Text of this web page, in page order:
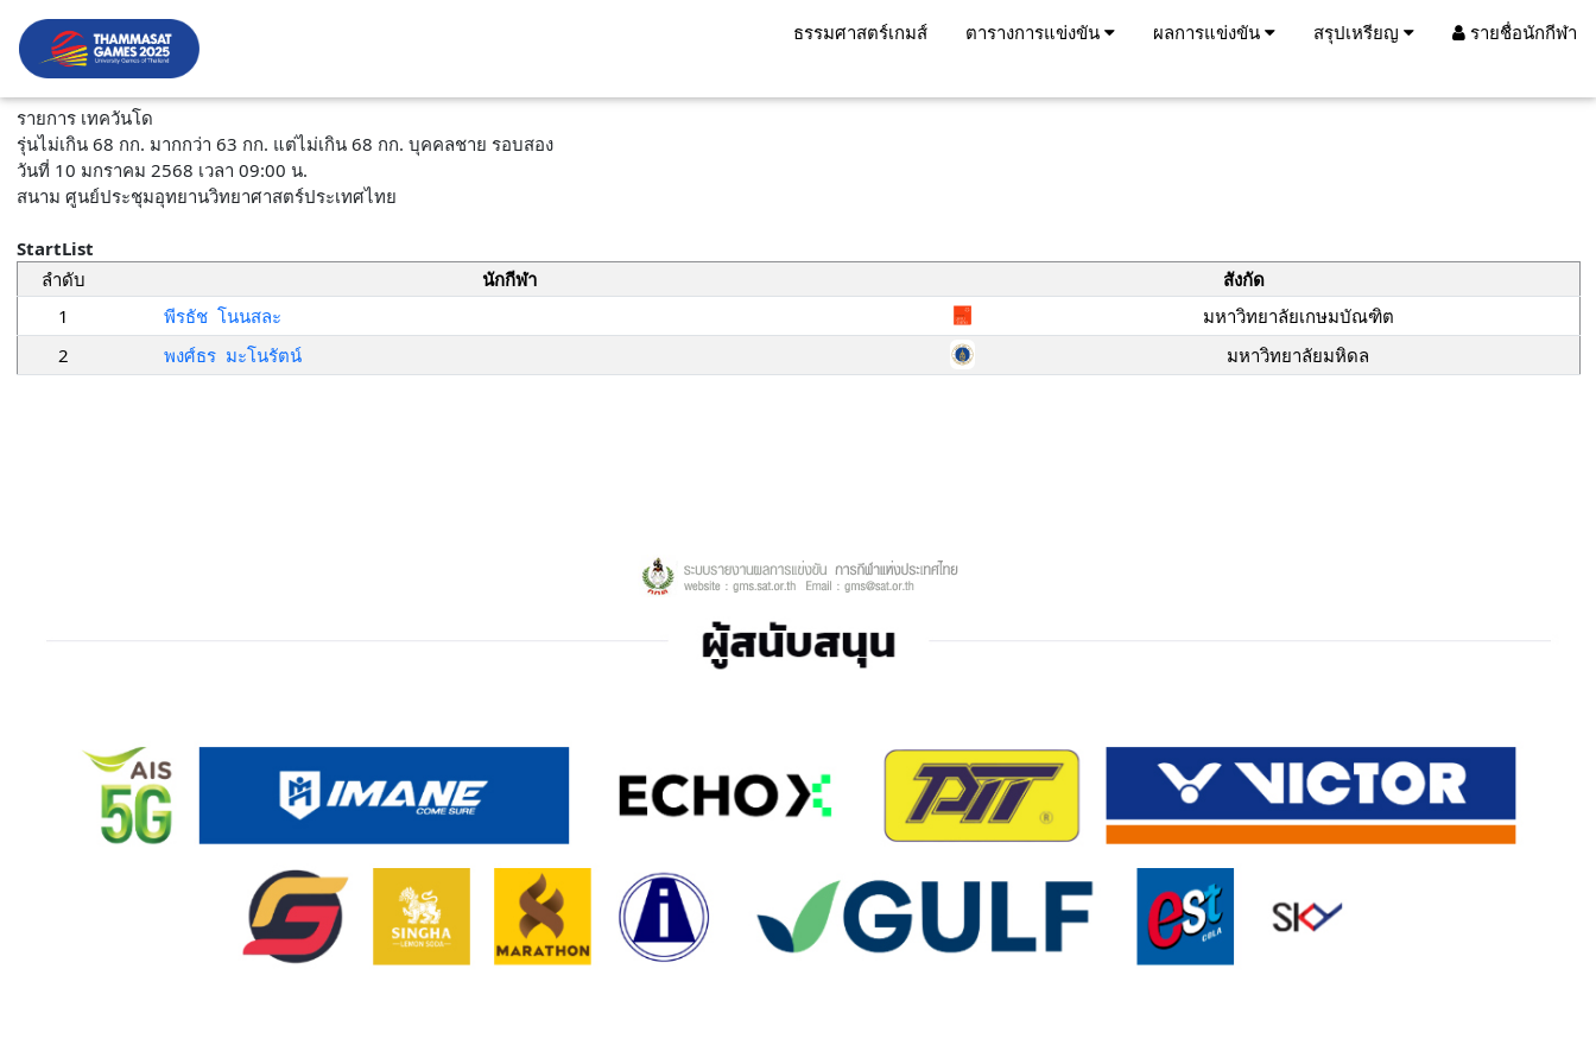
ธรรมศาสตร์เกมส์ ตารางการแข่งขัน ผลการแข่งขัน สรุปเหรียญ รายชื่อนักกีฬา
รายการ เทควันโด
รุ่นไม่เกิน 68 กก. มากกว่า 63 กก. แต่ไม่เกิน 68 กก. บุคคลชาย รอบสอง
วันที่ 10 มกราคม 2568 เวลา 09:00 น.
สนาม ศูนย์ประชุมอุทยานวิทยาศาสตร์ประเทศไทย
StartList
ลำดับ
นักกีฬา
สังกัด
1
พีรธัช โนนสละ
มหาวิทยาลัยเกษมบัณฑิต
2
พงศ์ธร มะโนรัตน์ มหาวิทยาลัยมหิดล